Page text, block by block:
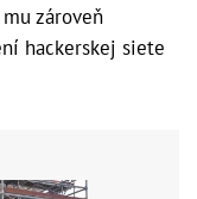
zároveň
hackerskej siete